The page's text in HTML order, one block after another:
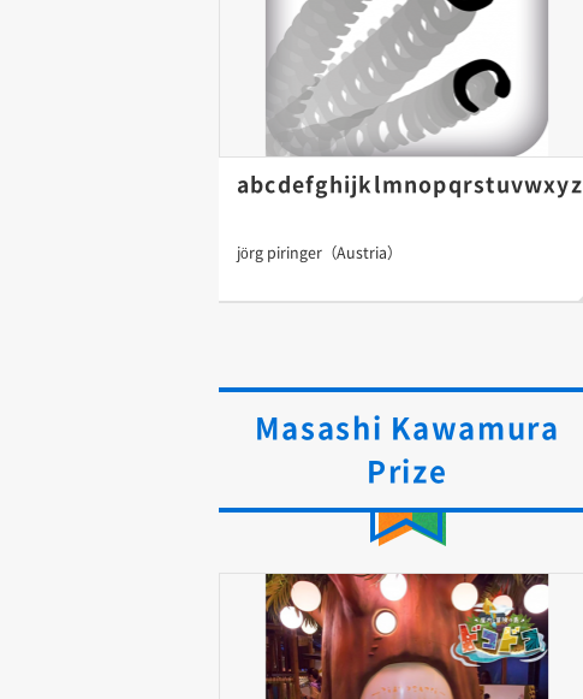
abcdefghijklmnopqrstuvwxyz
jörg piringer（Austria）
Masashi Kawamura
Prize